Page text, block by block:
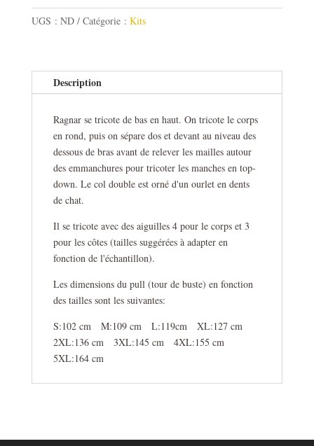
UGS : ND Catégorie : Kits
Description
Ragnar se tricote de bas en haut. On tricote le corps
en rond, puis on sépare dos et devant au niveau des
dessous de bras avant de relever les mailles autour
des emmanchures pour tricoter les manches en top-
down. Le col double est orné d'un ourlet en dents
de chat.
Il se tricote avec des aiguilles 4 pour le corps et 3
pour les côtes (tailles suggérées à adapter en
fonction de l'échantillon).
Les dimensions du pull (tour de buste) en fonction
des tailles sont les suivantes:
S:102 cm M:109 cm L:119cm XL:127 cm
2XL:136 cm 3XL:145 cm 4XL:155 cm
5XL:164 cm